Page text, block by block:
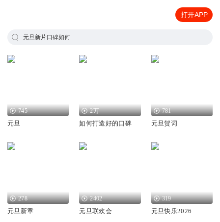
打开APP
元旦新片口碑如何
745
元旦
2万
如何打造好的口碑
781
元旦贺词
278
元旦新章
2402
元旦联欢会
319
元旦快乐2026